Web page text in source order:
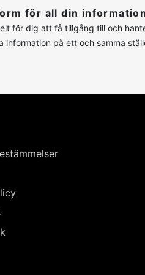
för all din
för dig att få tillgång till och
information på ett och samma